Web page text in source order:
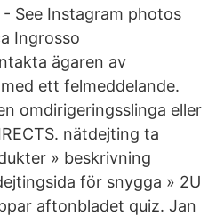
See Instagram photos
Ingrosso
ägaren av
ett felmeddelande.
omdirigeringsslinga eller
nätdejting ta
» beskrivning
för snygga » 2U
aftonbladet quiz. Jan